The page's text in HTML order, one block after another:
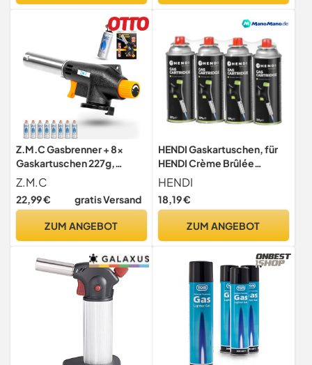
Z.M.C Gasbrenner + 8x
Gaskartuschen 227g,
Flambierbrenner bis zu
1300°C, Bunsenbrenner
1,3kW, Lötbrenner,
einstellbarer Flamme
Z.M.C
22,99 € gratis Versand
ZUM ANGEBOT
HENDI Gaskartuschen, für
HENDI Crème Brûlée
Brenner 198247 & 198216,
Küchenbrenner,
Flambierbrenner,
Stückzahl: 4
HENDI
18,19 €
ZUM ANGEBOT